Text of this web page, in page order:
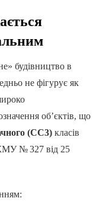
будівництво в
не фігурує як
об’єктів, що
(СС3) класів
КМУ № 327 від 25